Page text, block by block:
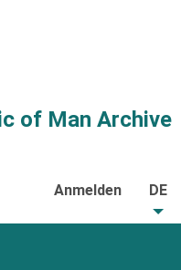
of Man Archive
Anmelden DE